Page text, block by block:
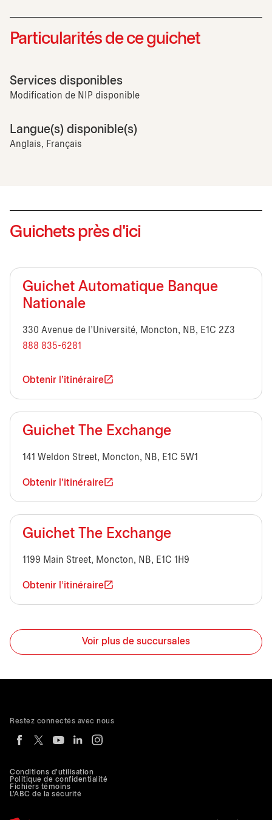
Particularités de ce guichet
Services disponibles
Modification de NIP disponible
Langue(s) disponible(s)
Anglais, Français
Guichets près d'ici
Guichet Automatique Banque
Nationale
330 Avenue de l’Université, Moncton, NB, E1C 2Z3
888 835-6281
Obtenir l'itinéraire
Guichet The Exchange
141 Weldon Street, Moncton, NB, E1C 5W1
Obtenir l'itinéraire
Guichet The Exchange
1199 Main Street, Moncton, NB, E1C 1H9
Obtenir l'itinéraire
Voir plus de succursales
Conditions d'utilisation
Politique de confidentialité
Fichiers témoins
L'ABC de la sécurité
Restez connectés avec nous